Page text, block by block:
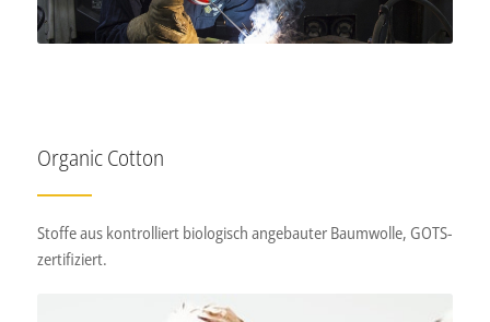
Organic Cotton
Stoffe aus kontrolliert biologisch angebauter Baumwolle, GOTS-
zertifiziert.